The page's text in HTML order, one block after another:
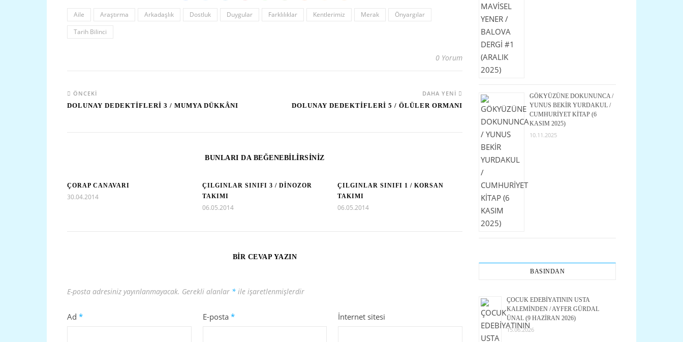
Aile Araştırma Arkadaşlık Dostluk Duygular Farklılıklar Kentlerimiz Merak
Önyargılar
Tarih Bilinci
0 Yorum
ÖNCEKI
DOLUNAY DEDEKTİFLERİ 3 / MUMYA DÜKKÂNI
DAHA YENI
DOLUNAY DEDEKTİFLERİ 5 / ÖLÜLER ORMANI
BUNLARI DA BEĞENEBILIRSINIZ
ÇORAP CANAVARI
30.04.2014
ÇILGINLAR SINIFI 3 / DİNOZOR
TAKIMI
06.05.2014
ÇILGINLAR SINIFI 1 / KORSAN
TAKIMI
06.05.2014
BIR CEVAP YAZIN
E-posta adresiniz yayınlanmayacak. Gerekli alanlar * ile işaretlenmişlerdir
Ad * E-posta * İnternet sitesi
GÖKYÜZÜNE DOKUNUNCA /
YUNUS BEKİR YURDAKUL /
CUMHURİYET KİTAP (6
KASIM 2025)
10.11.2025
BASINDAN
ÇOCUK EDEBİYATININ USTA
KALEMİNDEN / AYFER GÜRDAL
ÜNAL (9 HAZİRAN 2026)
15.06.2026